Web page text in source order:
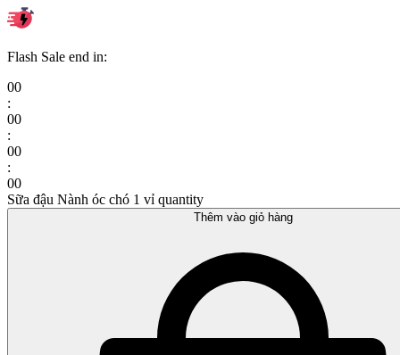
Flash Sale end in:
00
:
00
:
00
:
00
Sữa đậu Nành óc chó 1 vỉ quantity
Thêm vào giỏ hàng